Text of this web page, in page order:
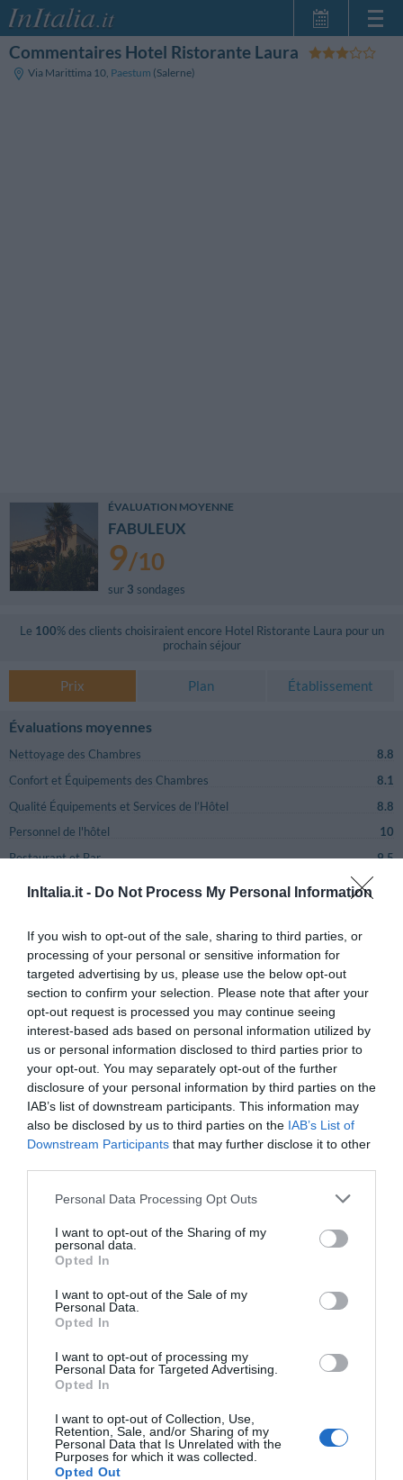
InItalia.it - Do Not Process My Personal Information
If you wish to opt-out of the sale, sharing to third parties, or
processing of your personal or sensitive information for
targeted advertising by us, please use the below opt-out
section to confirm your selection. Please note that after your
opt-out request is processed you may continue seeing
interest-based ads based on personal information utilized by
us or personal information disclosed to third parties prior to
your opt-out. You may separately opt-out of the further
disclosure of your personal information by third parties on the
IAB’s list of downstream participants. This information may
also be disclosed by us to third parties on the IAB’s List of
Downstream Participants that may further disclose it to other
Personal Data Processing Opt Outs
I want to opt-out of the Sharing of my
personal data.
Opted In
I want to opt-out of the Sale of my
Personal Data.
Opted In
I want to opt-out of processing my
Personal Data for Targeted Advertising.
Opted In
I want to opt-out of Collection, Use,
Retention, Sale, and/or Sharing of my
Personal Data that Is Unrelated with the
Purposes for which it was collected.
Opted Out
Page d'Accueil
Commentaires Hotel Ristorante Laura
Via Marittima 10, Paestum (Salerne)
ÉVALUATION MOYENNE
FABULEUX
9/10
sur 3 sondages
Le 100% des clients choisiraient encore Hotel Ristorante Laura pour un
prochain séjour
Prix Plan Établissement
Évaluations moyennes
Nettoyage des Chambres
8.8
Confort et Équipements des Chambres
8.1
Qualité Équipements et Services de l’Hôtel
8.8
Personnel de l'hôtel
10
Restaurant et Bar
9.5
Liaisons avec la Ville
Adéquation description site avec hôtel
Rapport Qualité / Prix
Satisfaction générale
Commentaires
précédents
Page 1-1
Commentaires
suivants
Mauro
Septembre 2016
BIEN
7.1/10
République tchèque
Juin 2013
Séjours en famille avec enfants en bas-âge
FABULEUX
détails
Allemagne
Mai 2010
Séjour en couple d'âge moyen supérieur à
8.3/10